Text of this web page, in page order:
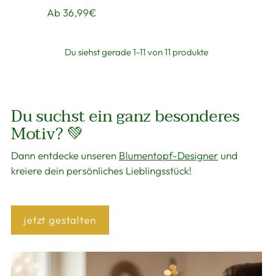
Ab 36,99€
Du siehst gerade 1-11 von 11 produkte
Du suchst ein ganz besonderes
Motiv? 💚
Dann entdecke unseren Blumentopf-Designer und
kreiere dein persönliches Lieblingsstück!
jetzt gestalten